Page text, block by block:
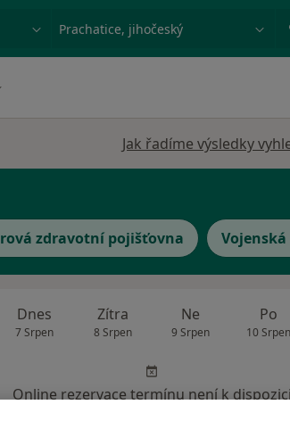
Město nebo region
Jak řadíme výsledky
zdravotní pojišťovna Vojenská
Dnes
7 Srpen
Zítra
8 Srpen
Ne
9 Srpen
Po
10 Srpen
Online rezervace termínu není k dispozici